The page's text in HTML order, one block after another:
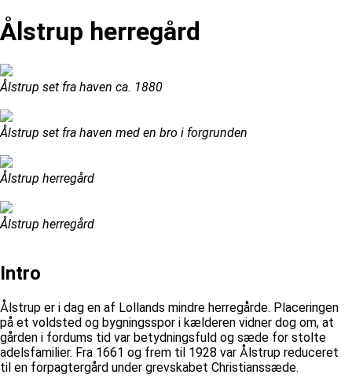
Ålstrup herregård
Ålstrup set fra haven ca. 1880
Ålstrup set fra haven med en bro i forgrunden
Ålstrup herregård
Ålstrup herregård
Intro
Ålstrup er i dag en af Lollands mindre herregårde. Placeringen
på et voldsted og bygningsspor i kælderen vidner dog om, at
gården i fordums tid var betydningsfuld og sæde for stolte
adelsfamilier. Fra 1661 og frem til 1928 var Ålstrup reduceret
til en forpagtergård under grevskabet Christianssæde.